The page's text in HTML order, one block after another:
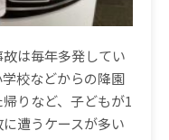
は毎年多発してい
校などからの降園
りなど、子どもが1
遭うケースが多い